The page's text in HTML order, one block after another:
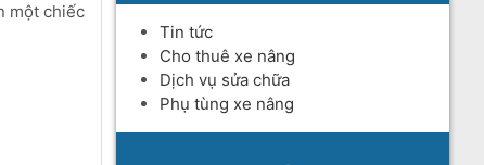
một chiếc
Tin tức
Cho thuê xe nâng
Dịch vụ sửa chữa
Phụ tùng xe nâng